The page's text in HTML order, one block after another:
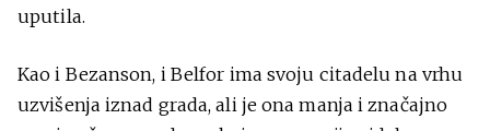
uputila.
Kao i Bezanson, i Belfor ima svoju citadelu na vrhu
uzvišenja iznad grada, ali je ona manja i značajno